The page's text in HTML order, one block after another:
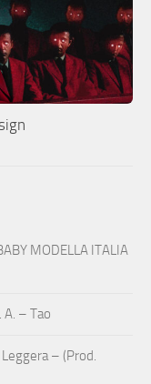
MODELLA ITALIA
A. – Tao
– (Prod.